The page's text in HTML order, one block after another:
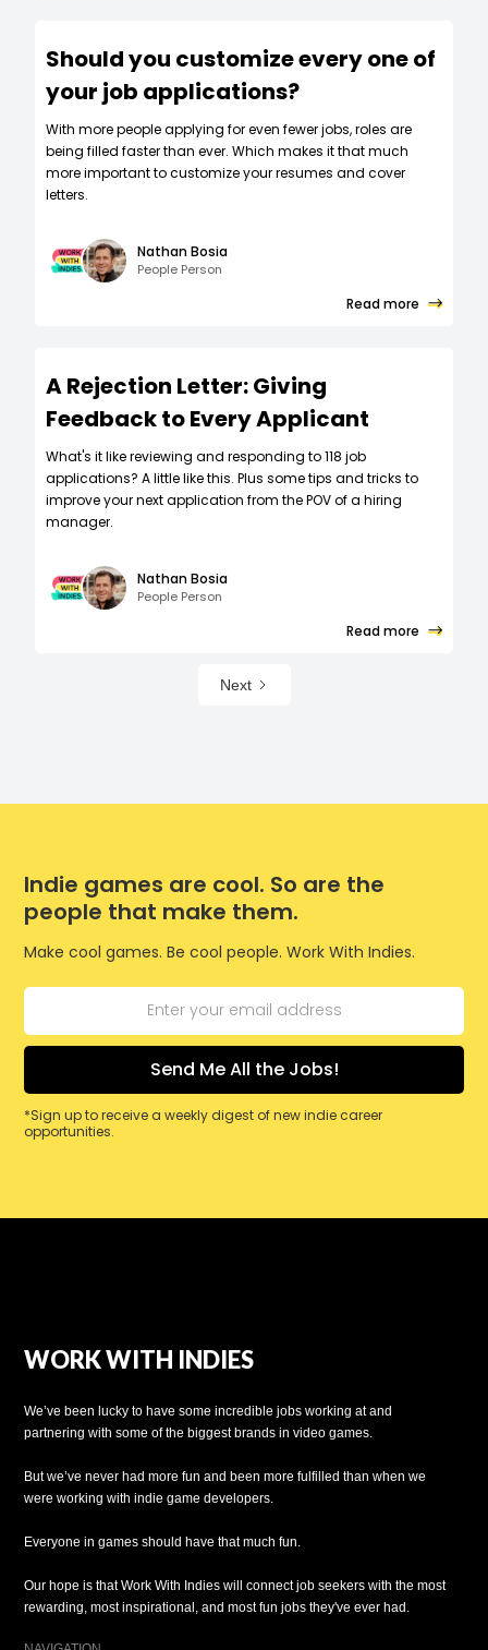
Should you customize every one of
your job applications?
W‍ith more people applying for even fewer jobs, roles are
being filled faster than ever. Which makes it that much
more important to customize your resumes and cover
letters.
Nathan Bosia
People Person
Read more
A Rejection Letter: Giving
Feedback to Every Applicant
What's it like reviewing and responding to 118 job
applications? A little like this. Plus some tips and tricks to
improve your next application from the POV of a hiring
manager.
Nathan Bosia
People Person
Read more
Next
Indie games are cool. So are the
people that make them.
Make cool games. Be cool people. Work With Indies.
*Sign up to receive a weekly digest of new indie career
opportunities.
WORK WITH INDIES
We’ve been lucky to have some incredible jobs working at and
partnering with some of the biggest brands in video games.
But we’ve never had more fun and been more fulfilled than when we
were working with indie game developers.
Everyone in games should have that much fun.
Our hope is that Work With Indies will connect job seekers with the most
rewarding, most inspirational, and most fun jobs they've ever had.